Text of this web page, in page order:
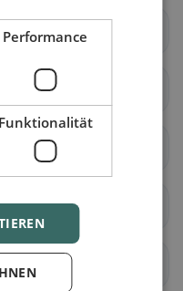
Avusy
Bellevue
Carouge (GE)
Céligny
Chêne-Bougeries
Performance
Funktionalität